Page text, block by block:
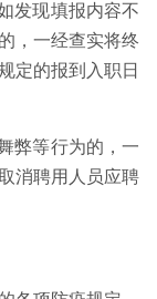
发现填报内容不
，一经查实将终
定的报到入职日
弊等行为的，一
消聘用人员应聘